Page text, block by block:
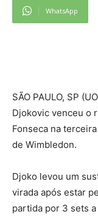
WhatsApp
SÃO PAULO, SP
Djokovic venceu o
Fonseca na
de Wimbledon.
Djoko levou um
virada após estar
partida por 3 sets